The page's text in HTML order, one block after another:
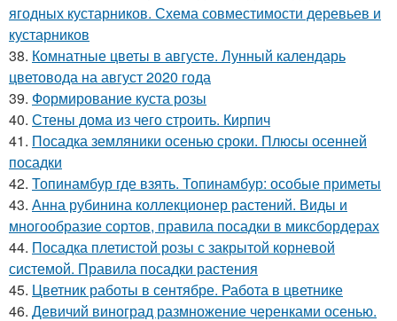
ягодных кустарников. Схема совместимости деревьев и
кустарников
38. Комнатные цветы в августе. Лунный календарь
цветовода на август 2020 года
39. Формирование куста розы
40. Стены дома из чего строить. Кирпич
41. Посадка земляники осенью сроки. Плюсы осенней
посадки
42. Топинамбур где взять. Топинамбур: особые приметы
43. Анна рубинина коллекционер растений. Виды и
многообразие сортов, правила посадки в миксбордерах
44. Посадка плетистой розы с закрытой корневой
системой. Правила посадки растения
45. Цветник работы в сентябре. Работа в цветнике
46. Девичий виноград размножение черенками осенью.